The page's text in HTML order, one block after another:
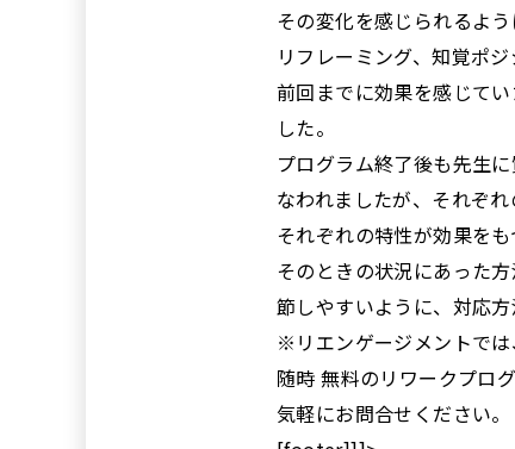
その変化を感じられるよ
リフレーミング、知覚ポ
前回までに効果を感じて
した。
プログラム終了後も先生
なわれましたが、それぞ
それぞれの特性が効果を
そのときの状況にあった
節しやすいように、対応
※リエンゲージメントでは
随時 無料のリワークプロ
気軽にお問合せください。